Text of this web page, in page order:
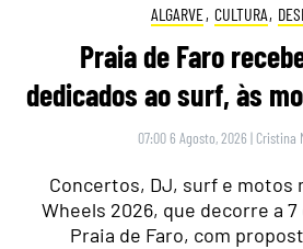
ALGARVE, CULTURA,
Praia de Faro
dedicados ao surf, às
07:00 6 Agosto, 2026 | Cristina
Concertos, DJ, surf e motos
Wheels 2026, que decorre a
Praia de Faro, com